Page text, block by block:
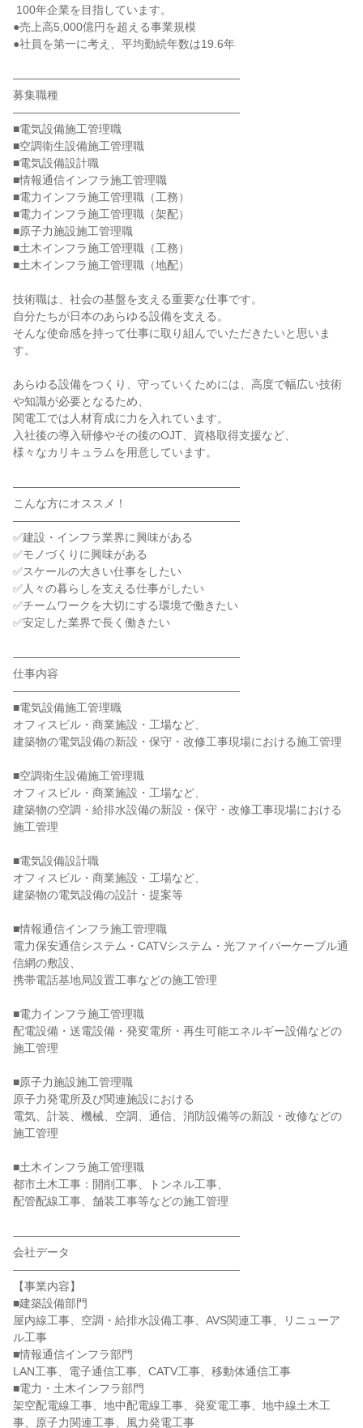
●売上高5,000億円を超える事業規模
●社員を第一に考え、平均勤続年数は19.6年
――――――――――――――――――――
募集職種
――――――――――――――――――――
■電気設備施工管理職
■空調衛生設備施工管理職
■電気設備設計職
■情報通信インフラ施工管理職
■電力インフラ施工管理職（工務）
■電力インフラ施工管理職（架配）
■原子力施設施工管理職
■土木インフラ施工管理職（工務）
■土木インフラ施工管理職（地配）
技術職は、社会の基盤を支える重要な仕事です。
自分たちが日本のあらゆる設備を支える。
そんな使命感を持って仕事に取り組んでいただきたいと思いま
す。
あらゆる設備をつくり、守っていくためには、高度で幅広い技術
や知識が必要となるため、
関電工では人材育成に力を入れています。
入社後の導入研修やその後のOJT、資格取得支援など、
様々なカリキュラムを用意しています。
――――――――――――――――――――
こんな方にオススメ！
――――――――――――――――――――
✅建設・インフラ業界に興味がある
✅モノづくりに興味がある
✅スケールの大きい仕事をしたい
✅人々の暮らしを支える仕事がしたい
✅チームワークを大切にする環境で働きたい
✅安定した業界で長く働きたい
――――――――――――――――――――
仕事内容
――――――――――――――――――――
■電気設備施工管理職
オフィスビル・商業施設・工場など、
建築物の電気設備の新設・保守・改修工事現場における施工管理
■空調衛生設備施工管理職
オフィスビル・商業施設・工場など、
建築物の空調・給排水設備の新設・保守・改修工事現場における
施工管理
■電気設備設計職
オフィスビル・商業施設・工場など、
建築物の電気設備の設計・提案等
■情報通信インフラ施工管理職
電力保安通信システム・CATVシステム・光ファイバーケーブル通
信網の敷設、
携帯電話基地局設置工事などの施工管理
■電力インフラ施工管理職
配電設備・送電設備・発変電所・再生可能エネルギー設備などの
施工管理
■原子力施設施工管理職
原子力発電所及び関連施設における
電気、計装、機械、空調、通信、消防設備等の新設・改修などの
施工管理
■土木インフラ施工管理職
都市土木工事：開削工事、トンネル工事、
配管配線工事、舗装工事等などの施工管理
――――――――――――――――――――
会社データ
――――――――――――――――――――
【事業内容】
■建築設備部門
屋内線工事、空調・給排水設備工事、AVS関連工事、リニューア
ル工事
■情報通信インフラ部門
LAN工事、電子通信工事、CATV工事、移動体通信工事
■電力・土木インフラ部門
架空配電線工事、地中配電線工事、発変電工事、地中線土木工
事、原子力関連工事、風力発電工事